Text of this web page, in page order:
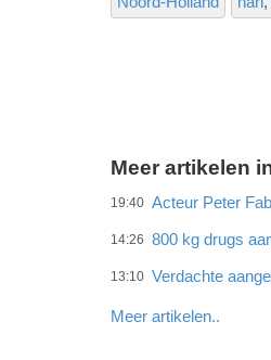
Meer artikelen
19:40 Acteur Peter
14:26 800 kg drugs
13:10 Verdachte
Meer artikelen..